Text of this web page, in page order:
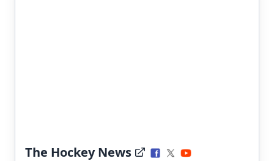
The Hockey News